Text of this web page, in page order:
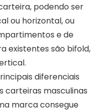
podendo ser
ou horizontal, ou
e de
existentes são bifold,
diferenciais
carteiras masculinas
marca consegue